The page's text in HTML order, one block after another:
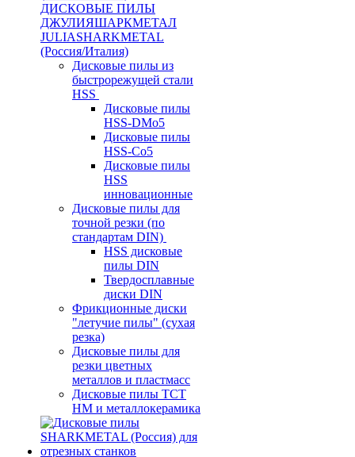
ДИСКОВЫЕ ПИЛЫ
ДЖУЛИЯШАРКМЕТАЛ
JULIASHARKMETAL
(Россия/Италия)
Дисковые пилы из
быстрорежущей стали
HSS
Дисковые пилы
HSS-DMo5
Дисковые пилы
HSS-Co5
Дисковые пилы
HSS
инновационные
Дисковые пилы для
точной резки (по
стандартам DIN)
HSS дисковые
пилы DIN
Твердосплавные
диски DIN
Фрикционные диски
"летучие пилы" (сухая
резка)
Дисковые пилы для
резки цветных
металлов и пластмасс
Дисковые пилы ТСТ
НМ и металлокерамика